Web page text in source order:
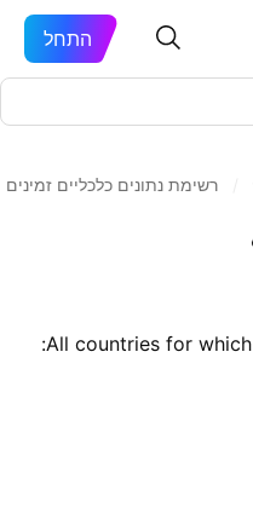
התחל
רשימת נתונים כלכליים זמינים
All countries for which